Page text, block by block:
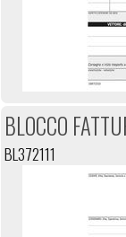
BLOCCO
BL372111